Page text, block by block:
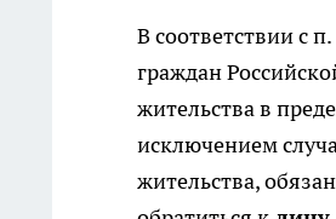
В соответствии с
граждан
жительства в
исключением
жительства,